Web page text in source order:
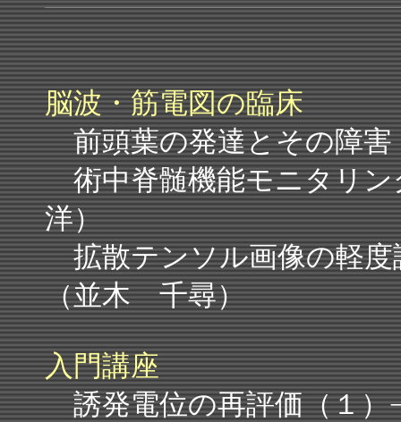
脳波・筋電図の臨床
前頭葉の発達とその
術中脊髄機能モニタリ
洋）
拡散テンソル画像の軽
（並木 千尋）
入門講座
誘発電位の再評価（１）